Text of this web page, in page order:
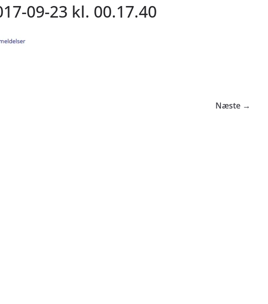
09-23 kl. 00.17.40
Næste →